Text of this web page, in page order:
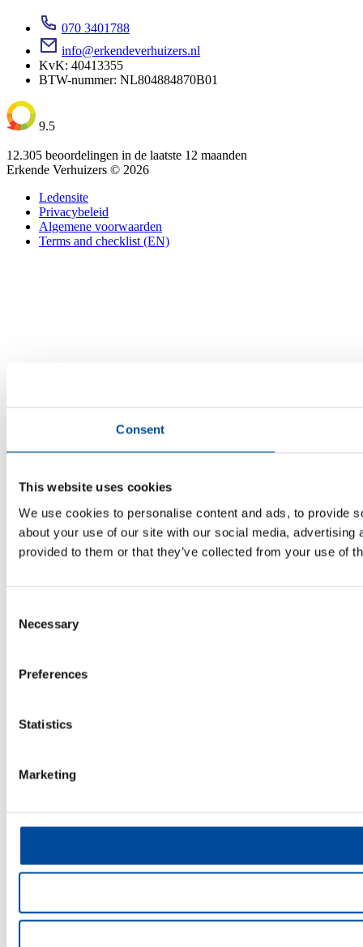
Consent
This website uses cookies
We use cookies to personalise content and ads, to provide
about your use of our site with our social media,
provided to them or that they’ve collected from your use of
Selection
Necessary
Preferences
Statistics
Marketing
070 3401788
info@erkendeverhuizers.nl
KvK: 40413355
BTW-nummer: NL804884870B01
9.5
12.305 beoordelingen in de laatste 12 maanden
Erkende Verhuizers © 2026
Ledensite
Privacybeleid
Algemene voorwaarden
Terms and checklist (EN)